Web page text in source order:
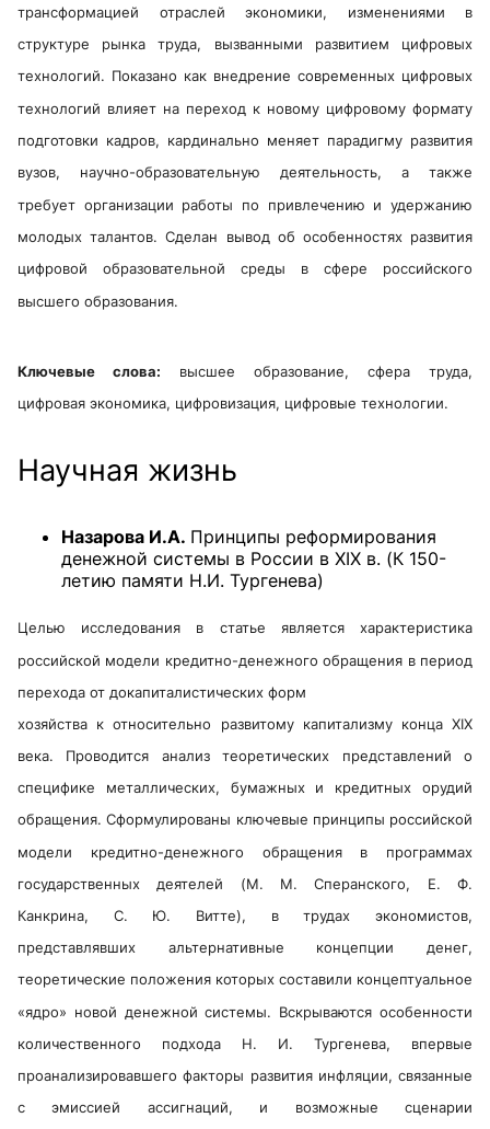
трансформацией отраслей экономики, изменениями в
структуре рынка труда, вызванными развитием цифровых
технологий. Показано как внедрение современных цифровых
технологий влияет на переход к новому цифровому формату
подготовки кадров, кардинально меняет парадигму развития
вузов, научно-образовательную деятельность, а также
требует организации работы по привлечению и удержанию
молодыхталантов. Сделан вывод об особенностях развития
цифровой образовательной среды в сфере российского
высшего образования.
Ключевые слова: высшее образование, сфера труда,
цифровая экономика, цифровизация, цифровые технологии.
Научная жизнь
Назарова И.А. Принципы реформирования
денежной системы в России в XIX в. (К 150-
летию памяти Н.И. Тургенева)
Целью исследования в статье является характеристика
российской модели кредитно-денежного обращения в период
перехода от докапиталистических форм
хозяйства к относительно развитому капитализму конца XIX
века. Проводится анализ теоретических представлений о
специфике металлических, бумажных и кредитных орудий
обращения. Сформулированы ключевые принципы российской
модели кредитно-денежного обращения в программах
государственных деятелей (М. М. Сперанского, Е. Ф.
Канкрина, С. Ю. Витте), в трудах экономистов,
представлявших альтернативные концепции денег,
теоретические положения которых составили концептуальное
«ядро» новой денежной системы. Вскрываются особенности
количественного подхода Н. И. Тургенева, впервые
проанализировавшего факторы развития инфляции, связанные
с эмиссией ассигнаций, и возможные сценарии